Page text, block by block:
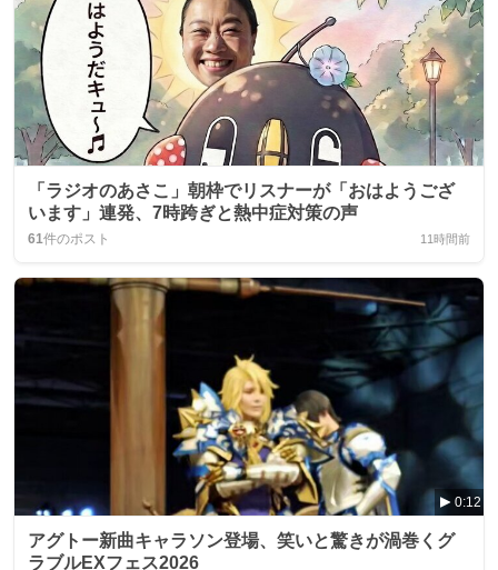
「ラジオのあさこ」朝枠でリスナーが「おはようござ
います」連発、7時跨ぎと熱中症対策の声
61件のポスト 11時間前
0:12
アグトー新曲キャラソン登場、笑いと驚きが渦巻くグ
ラブルEXフェス2026